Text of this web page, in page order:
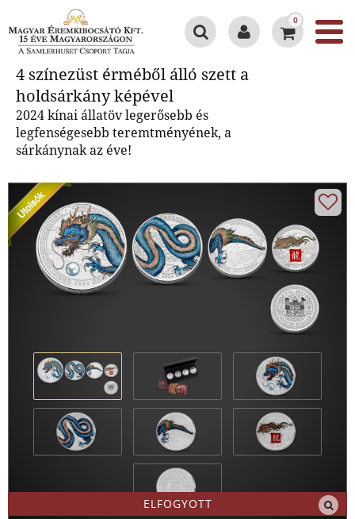
0
4 színezüst érméből álló szett a
holdsárkány képével
2024 kínai állatöv legerősebb és
legfenségesebb teremtményének, a
sárkánynak az éve!
ELFOGYOTT
4 színezüst érméből álló szett a
holdsárkány képével